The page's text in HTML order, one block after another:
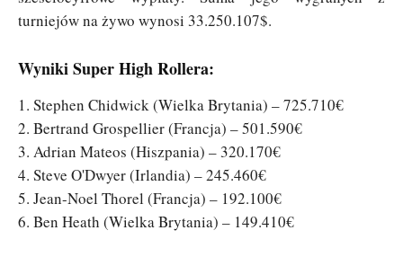
turniejów na żywo wynosi 33.250.107$.
Wyniki Super High Rollera:
1. Stephen Chidwick (Wielka Brytania) – 725.710€
2. Bertrand Grospellier (Francja) – 501.590€
3. Adrian Mateos (Hiszpania) – 320.170€
4. Steve O'Dwyer (Irlandia) – 245.460€
5. Jean-Noel Thorel (Francja) – 192.100€
6. Ben Heath (Wielka Brytania) – 149.410€